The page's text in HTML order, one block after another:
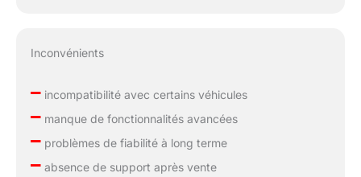
Inconvénients
–incompatibilité avec certains véhicules
–manque de fonctionnalités avancées
–problèmes de fiabilité à long terme
–absence de support après vente